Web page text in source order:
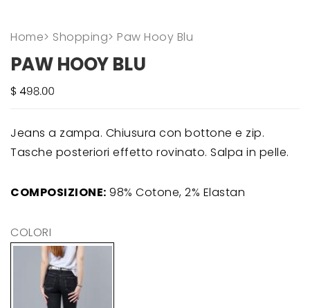
Home> Shopping> Paw Hooy Blu
PAW HOOY BLU
Jeans a zampa. Chiusura con bottone e zip.
Tasche posteriori effetto rovinato. Salpa in pelle.
COMPOSIZIONE: 98% Cotone, 2% Elastan
COLORI